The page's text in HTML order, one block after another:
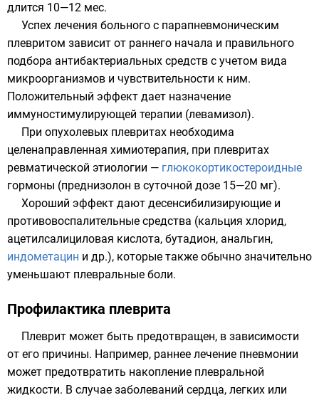
длится 10—12 мес.
Успех лечения больного с парапневмоническим
плевритом зависит от раннего начала и правильного
подбора антибактериальных средств с учетом вида
микроорганизмов и чувствительности к ним.
Положительный эффект дает назначение
иммуностимулирующей терапии (левамизол).
При опухолевых плевритах необходима
целенаправленная химиотерапия, при плевритах
ревматической этиологии — глюкокортикостероидные
гормоны (преднизолон в суточной дозе 15—20 мг).
Хороший эффект дают десенсибилизирующие и
противовоспалительные средства (кальция хлорид,
ацетилсалициловая кислота, бутадион, анальгин,
индометацин и др.), которые также обычно значительно
уменьшают плевральные боли.
Профилактика плеврита
Плеврит может быть предотвращен, в зависимости
от его причины. Например, раннее лечение пневмонии
может предотвратить накопление плевральной
жидкости. В случае заболеваний сердца, легких или